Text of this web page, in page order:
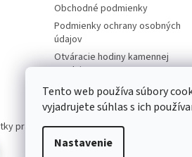
Tento web používa súbory
vyjadrujete súhlas s ich
Nastavenie
Obchodné podmienky
Podmienky ochrany osobných
údajov
Otváracie hodiny kamennej
predajne
práva vyhradené.Upraviť nastavenie